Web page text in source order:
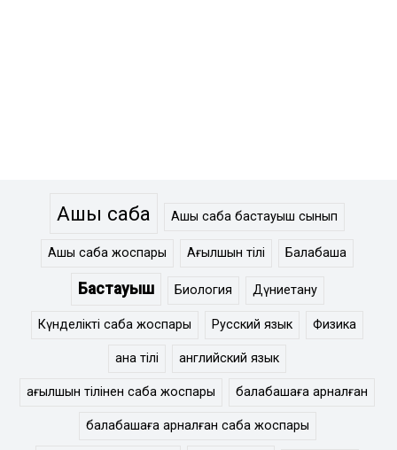
Ашық сабақ Ашық сабақ бастауыш сынып
Ашық сабақ жоспары Ағылшын тілі Балабақша
Бастауыш Биология Дүниетану
Күнделікті сабақ жоспары Русский язык Физика
ана тілі английский язык
ағылшын тілінен сабақ жоспары балабақшаға арналған
балабақшаға арналған сабақ жоспары